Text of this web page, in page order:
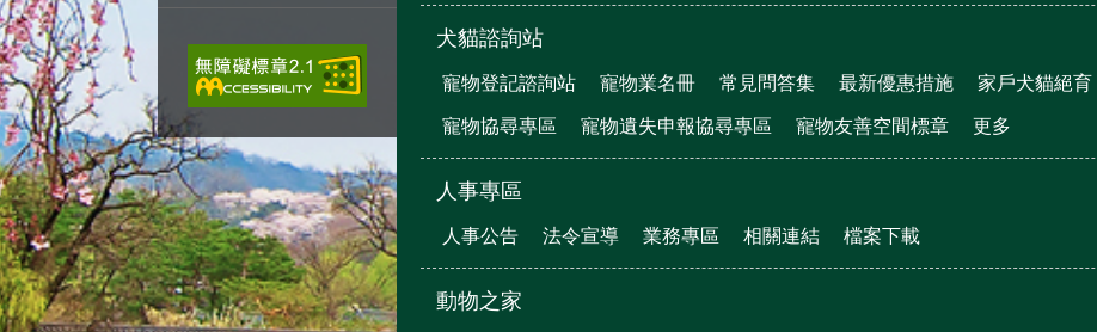
犬貓諮詢站
寵物登記諮詢站 寵物業名冊 常見問答集 最新優惠措施 家戶犬貓絕育
寵物協尋專區 寵物遺失申報協尋專區 寵物友善空間標章 更多
人事專區
人事公告 法令宣導 業務專區 相關連結 檔案下載
動物之家